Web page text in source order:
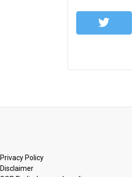
Privacy Policy
Disclaimer